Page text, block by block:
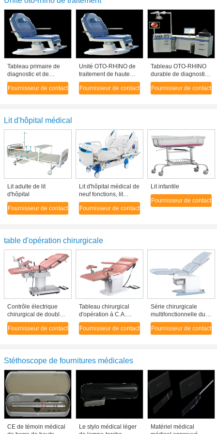
Tableau primaire de
diagnostic et de
traitement de chaise
oto-rhino d'examen
Fournisseur de contact
Unité OTO-RHINO de
traitement de haute
performance avec la
chaise oto-rhino oto-
Fournisseur de contact
Tableau OTO-RHINO
durable de diagnostic
et de traitement de
gorge de nez d'oreille
Fournisseur de contact
Lit d'hôpital médical
Lit adulte de lit
d'hôpital
Fournisseur de contact
Lit d'hôpital médical de
neuf fonctions, lit
d'hôpital complètement
automatique de pièce
Fournisseur de contact
Lit infantile
Fournisseur de contact
table d'opération chirurgicale
Contrôle électrique
chirurgical de double
de Tableau d'opération
avec la pédale de pied
Fournisseur de contact
Tableau chirurgical
d'opération à C.A.
220V 50HZ 1.0kw avec
la couverture de l'acier
Fournisseur de contact
Série chirurgicale
multifonctionnelle du
Tableau ET400
d'opération avec le
Fournisseur de contact
Stéthoscope de fournitures médicales
CE de témoin médical
Le stylo médical léger
Matériel médical